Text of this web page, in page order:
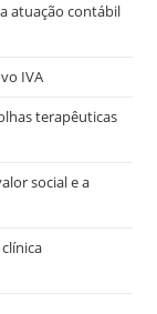
atuação contábil
IVA
terapêuticas
social e a